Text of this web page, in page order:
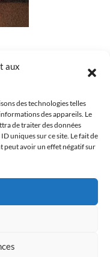
aux
des technologies telles
des appareils. Le
de traiter des données
uniques sur ce site. Le fait de
peut avoir un effet négatif sur